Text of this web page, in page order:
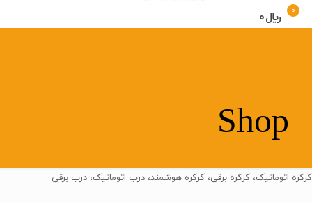
0 ﷼0
Shop
کرکره اتوماتیک، کرکره برقی، کرکره هوشمند، درب اتوماتیک، درب برقی